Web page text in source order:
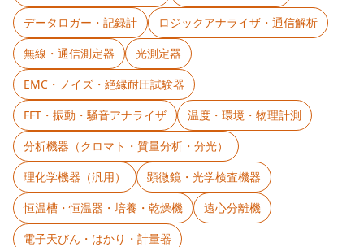
データロガー・記録計
ロジックアナライザ・通信解析
無線・通信測定器
光測定器
EMC・ノイズ・絶縁耐圧試験器
FFT・振動・騒音アナライザ
温度・環境・物理計測
分析機器（クロマト・質量分析・分光）
理化学機器（汎用）
顕微鏡・光学検査機器
恒温槽・恒温器・培養・乾燥機
遠心分離機
電子天びん・はかり・計量器